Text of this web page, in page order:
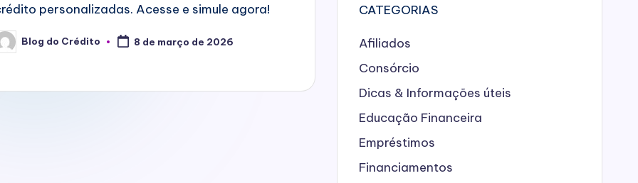
personalizadas. Acesse e simule agora!
Blog do Crédito 8 de março de 2026
CATEGORIAS
Afiliados
Consórcio
Dicas & Informações úteis
Educação Financeira
Empréstimos
Financiamentos